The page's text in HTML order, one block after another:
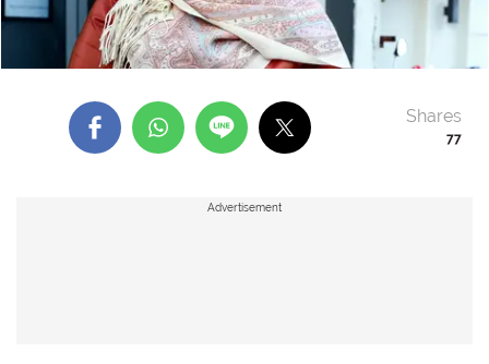
77
Shares
Advertisement